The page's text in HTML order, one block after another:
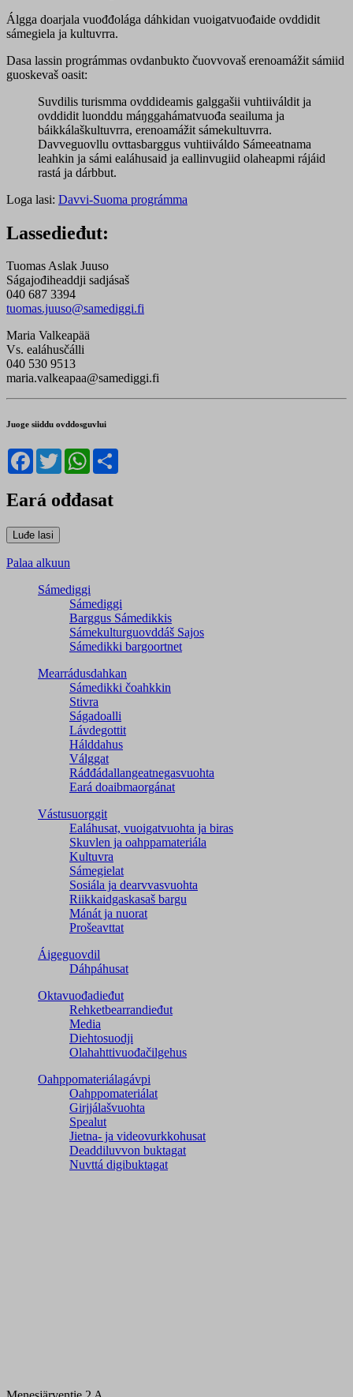
Álgga doarjala vuođđolága dáhkidan vuoigatvuođaide ovddidit
sámegiela ja kultuvrra.
Dasa lassin prográmmas ovdanbukto čuovvovaš erenoamážit sámiid
guoskevaš oasit:
Suvdilis turismma ovddideamis galggašii vuhtiiváldit ja
ovddidit luonddu máŋggahámatvuođa seailuma ja
báikkálaškultuvrra, erenoamážit sámekultuvrra.
Davveguovllu ovttasbarggus vuhtiiváldo Sámeeatnama
leahkin ja sámi ealáhusaid ja eallinvugiid olaheapmi rájáid
rastá ja dárbbut.
Loga lasi: Davvi-Suoma prográmma
Lassedieđut:
Tuomas Aslak Juuso
Ságajođiheaddji sadjásaš
040 687 3394
tuomas.juuso@samediggi.fi
Maria Valkeapää
Vs. ealáhusčálli
040 530 9513
maria.valkeapaa@samediggi.fi
Juoge siiddu ovddosguvlui
Facebook
TwitterWhatsApp
Eará ođđasat
Palaa alkuun
Sámediggi
Sámediggi
Barggus Sámedikkis
Sámekulturguovddáš Sajos
Sámedikki bargoortnet
Mearrádusdahkan
Sámedikki čoahkkin
Stivra
Ságadoalli
Lávdegottit
Hálddahus
Válggat
Ráđđádallangeatnegas­vuohta
Eará doaibmaorgánat
Vástusuorggit
Ealáhusat, vuoigatvuohta ja biras
Skuvlen ja oahppamateriála
Kultuvra
Sámegielat
Sosiála ja dearvvasvuohta
Riikkaidgaskasaš bargu
Mánát ja nuorat
Prošeavttat
Áigeguovdil
Dáhpáhusat
Oktavuođadieđut
Rehketbearrandieđut
Media
Diehtosuodji
Olahahttivuođačilgehus
Oahppomateriálagávpi
Oahppomateriálat
Girjjálašvuohta
Spealut
Jietna- ja videovurkkohusat
Deaddiluvvon buktagat
Nuvttá digibuktagat